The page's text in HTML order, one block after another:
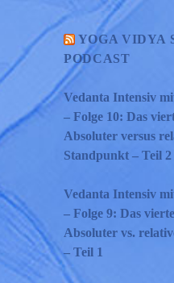
YOGA VIDYA
PODCAST
Vedanta Intensiv
– Folge 10: Das
Absoluter versus
Standpunkt – Teil 2
Vedanta Intensiv
– Folge 9: Das
Absoluter vs.
– Teil 1